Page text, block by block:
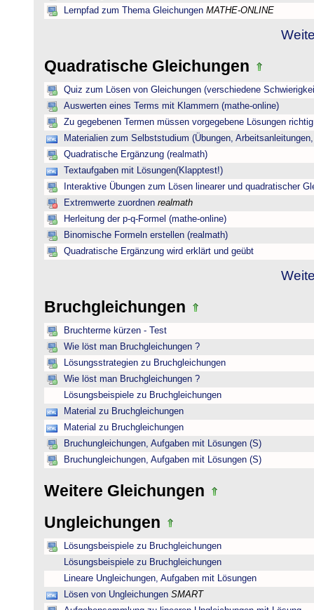
Lernpfad zum Thema Gleichungen MATHE-ONLINE
Quadratische Gleichungen
Quiz zum Lösen von Gleichungen (verschiedene
Auswerten eines Terms mit Klammern (mathe-online)
Zu gegebenen Termen müssen vorgegebene Lösungen
Materialien zum Selbststudium (Übungen,
Quadratische Ergänzung (realmath)
Textaufgaben mit Lösungen(Klapptest!)
Interaktive Übungen zum Lösen linearer und quadratischer
Extremwerte zuordnen realmath
Herleitung der p-q-Formel (mathe-online)
Binomische Formeln erstellen (realmath)
Quadratische Ergänzung wird erklärt und geübt
Bruchgleichungen
Bruchterme kürzen - Test
Wie löst man Bruchgleichungen ?
Lösungsstrategien zu Bruchgleichungen
Wie löst man Bruchgleichungen ?
Lösungsbeispiele zu Bruchgleichungen
Material zu Bruchgleichungen
Material zu Bruchgleichungen
Bruchungleichungen, Aufgaben mit Lösungen (S)
Bruchungleichungen, Aufgaben mit Lösungen (S)
Weitere Gleichungen
Ungleichungen
Lösungsbeispiele zu Bruchgleichungen
Lösungsbeispiele zu Bruchgleichungen
Lineare Ungleichungen, Aufgaben mit Lösungen
Lösen von Ungleichungen SMART